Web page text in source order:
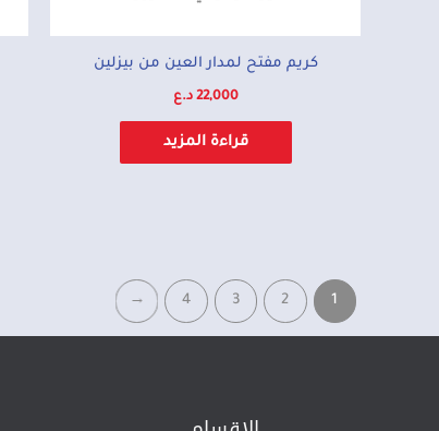
كريم مفتح لمدار العين من بيزلين
22,000 د.ع
قراءة المزيد
1
2
3
4
←